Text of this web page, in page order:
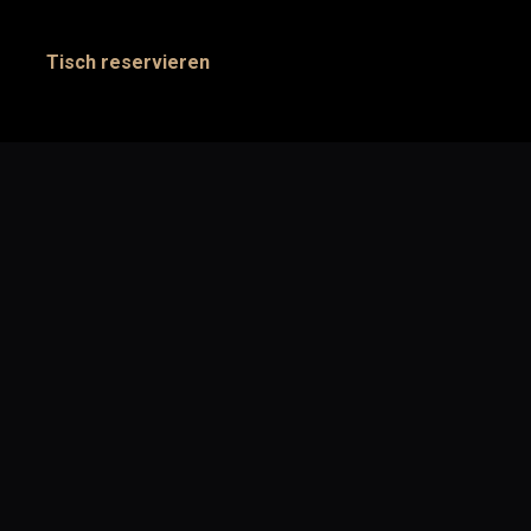
Tisch reservieren